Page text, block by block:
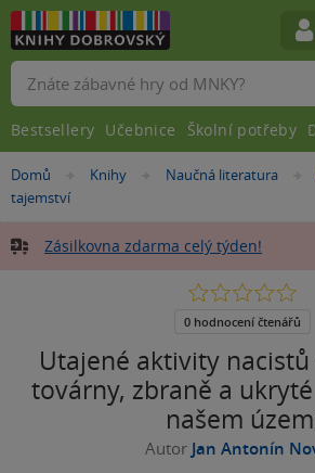
Nacházíte
se
Domů »Knihy »
Naučná literatura
tajemství
Zásilkovna zdarma celý týden!
Utajené aktivity
továrny, zbraně a
našem
Autor Jan Antonín
0.0
5
0 hodnocení čtenářů
Vyhledávání
Bestsellery Učebnice Školní potřeby